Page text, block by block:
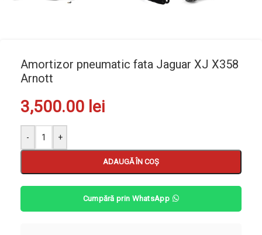
Amortizor pneumatic fata Jaguar XJ X358
Arnott
3,500.00 lei
- +
ADAUGĂ ÎN COȘ
Cumpără prin WhatsApp